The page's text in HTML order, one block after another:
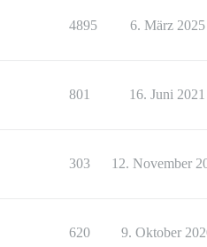
4895 6. März 2025
801 16. Juni 2021
303 12. November
620 9. Oktober